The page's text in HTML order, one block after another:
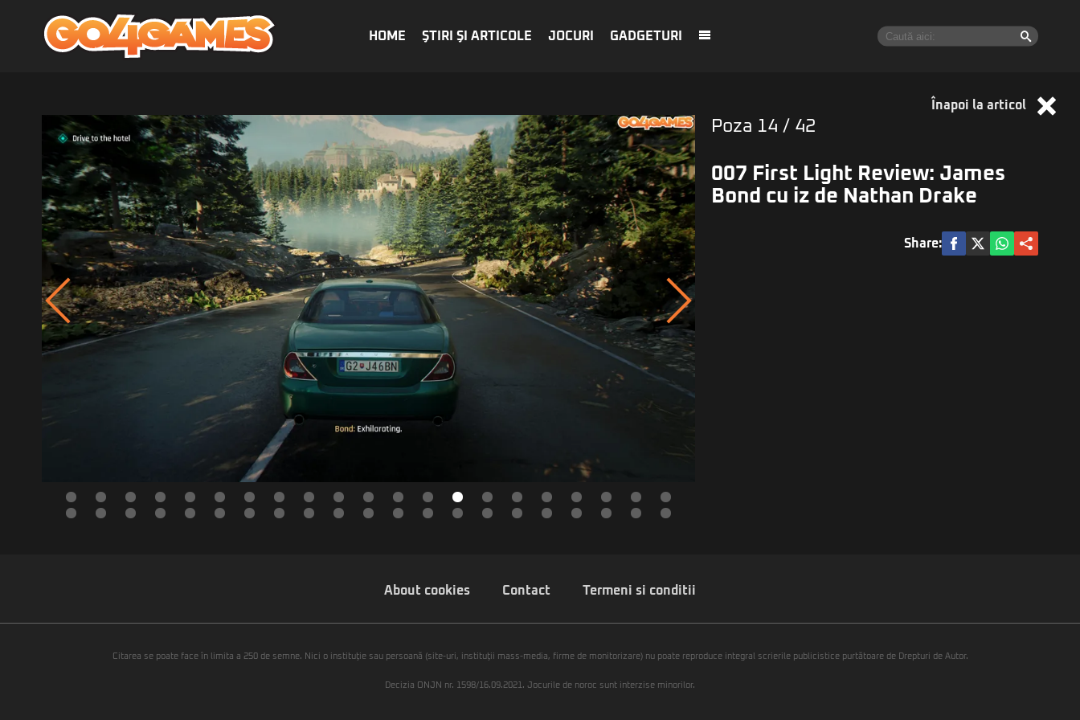
HOME ŞTIRI ŞI ARTICOLE JOCURI GADGETURI
Înapoi la articol
Poza 14 / 42
007 First Light Review: James
Bond cu iz de Nathan Drake
Share:
About cookies Contact Termeni si conditii
Citarea se poate face în limita a 250 de semne. Nici o instituţie sau persoană (site-uri, instituţii mass-media, firme de monitorizare) nu poate reproduce integral scrierile publicistice purtătoare de Drepturi de Autor.
Decizia ONJN nr. 1598/16.09.2021. Jocurile de noroc sunt interzise minorilor.